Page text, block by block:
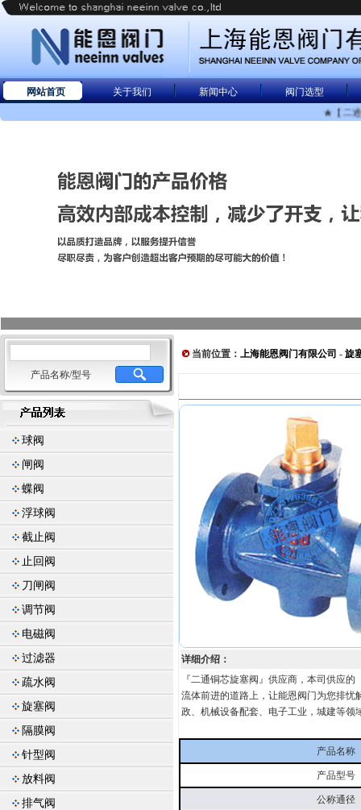
网站首页 关于我们 新闻中心
阀门选型
★【二通
产品名称/型号
球阀
闸阀
蝶阀
浮球阀
截止阀
止回阀
刀闸阀
调节阀
电磁阀
过滤器
疏水阀
旋塞阀
隔膜阀
针型阀
放料阀
排气阀
当前位置： 上海能恩阀门有限公司 - 旋
详细介绍：
『二通铜芯旋塞阀』供应商，本司供应的
流体前进的道路上，让能恩阀门为您排忧
政、机械设备配套、电子工业，城建等领
产品名称
产品型号
公称通径